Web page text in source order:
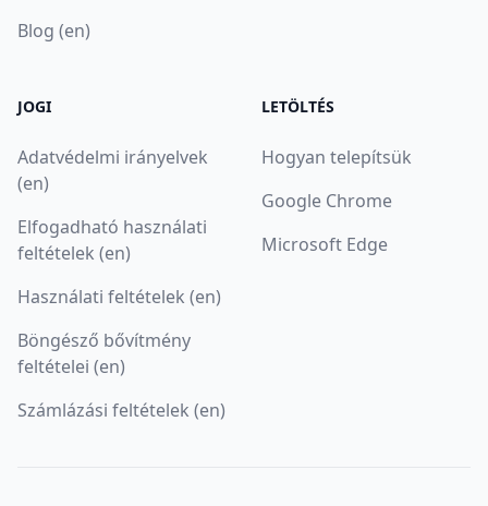
Blog (en)
JOGI
Adatvédelmi irányelvek
(en)
Elfogadható használati
feltételek (en)
Használati feltételek (en)
Böngésző bővítmény
feltételei (en)
Számlázási feltételek (en)
LETÖLTÉS
Hogyan telepítsük
Google Chrome
Microsoft Edge